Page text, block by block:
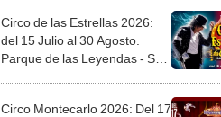
Circo de las Estrellas 2026:
del 15 Julio al 30 Agosto.
Parque de las Leyendas - San
Circo Montecarlo 2026: Del 17